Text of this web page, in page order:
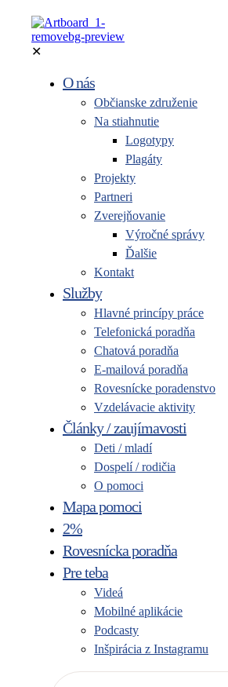
✕
O nás
Občianske združenie
Na stiahnutie
Logotypy
Plagáty
Projekty
Partneri
Zverejňovanie
Výročné správy
Ďalšie
Kontakt
Služby
Hlavné princípy práce
Telefonická poradňa
Chatová poradňa
E-mailová poradňa
Rovesnícke poradenstvo
Vzdelávacie aktivity
Články / zaujímavosti
Deti / mladí
Dospelí / rodičia
O pomoci
Mapa pomoci
2%
Rovesnícka poradňa
Pre teba
Videá
Mobilné aplikácie
Podcasty
Inšpirácia z Instagramu